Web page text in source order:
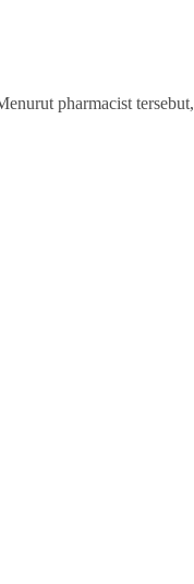
pharmacist tersebut,